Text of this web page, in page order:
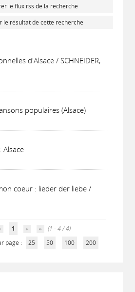
le flux rss de la recherche
le résultat de cette recherche
d'Alsace / SCHNEIDER,
populaires (Alsace)
Alsace
coeur : lieder der liebe /
1
(1 - 4 / 4)
page :
25 50 100 200